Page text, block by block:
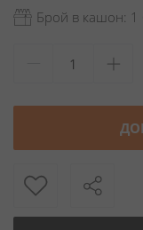
Брой в кашон: 1